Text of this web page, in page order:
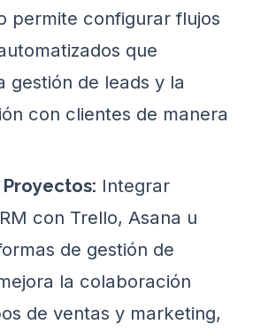
permite configurar flujos
que
gestión de leads y la
con clientes de manera
Integrar
con Trello, Asana u
de gestión de
la colaboración
de ventas y marketing,